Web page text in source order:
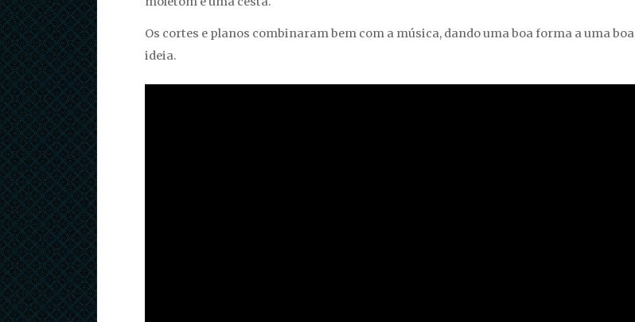
Os cortes e planos combinaram bem com a música, dando uma boa forma a uma boa
ideia.